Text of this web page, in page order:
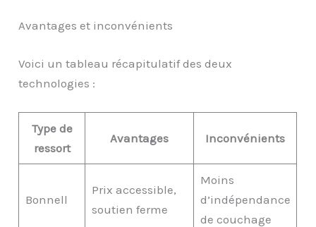
Avantages et inconvénients
Voici un tableau récapitulatif des deux
technologies :
Type de
ressort
Avantages Inconvénients
Bonnell
Prix accessible,
soutien ferme
Moins
d’indépendance
de couchage